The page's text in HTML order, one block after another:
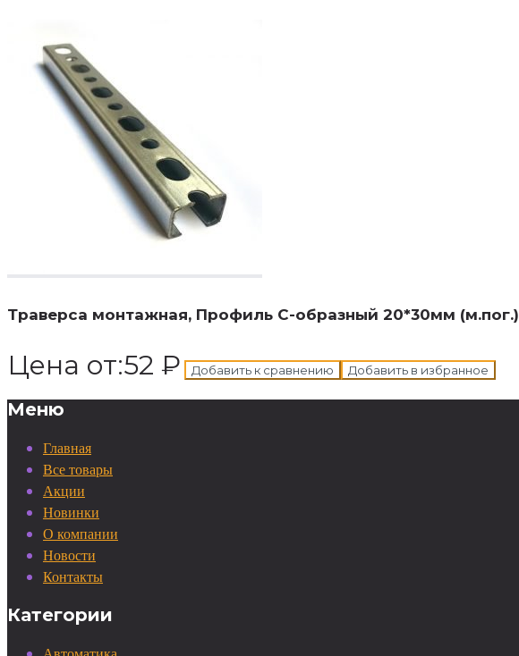
Траверса монтажная, Профиль С-образный 20*30мм (м.пог.)
Цена от:52 ₽ Добавить к сравнению Добавить в избранное
Меню
Главная
Все товары
Акции
Новинки
О компании
Новости
Контакты
Категории